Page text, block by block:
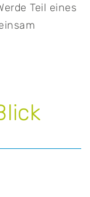
Teil eines